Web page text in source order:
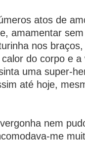
atos de
amamentar
nos
do corpo e
uma super-
até hoje,
nem
me